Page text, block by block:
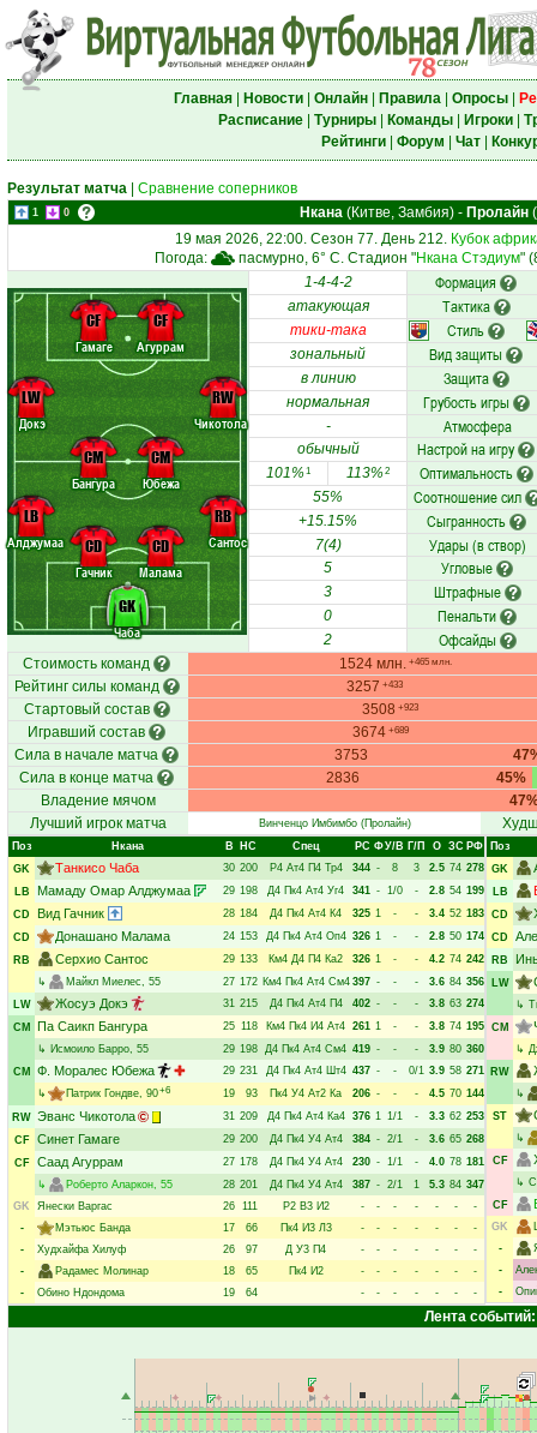
Главная| Новости| Онлайн| Правила| Опросы|
Расписание| Турниры| Команды| Игроки|
Рейтинги| Форум Чат|
Результат матча Сравнение соперников
1 0 Нкана (Китве, Замбия) - Пролайн
19 мая 2026, 22:00. Сезон 77. День 212. Кубок
Погода:
пасмурно, 6° C. Стадион "Нкана Стэдиум"
Чаба
Алджумаа
Гачник
Малама
Сантос
Докэ
Бангура Юбежа
Чикотола
Гамаге Агуррам
GK
LB
CD
CD
RB
LW
CM CM
RW
CF CF
1-4-4-2 Формация
атакующая Тактика
тики-така Стиль
зональный Вид защиты
в линию Защита
нормальная Грубость игры
- Атмосфера
обычный Настрой на игру
101%1 113%2 Оптимальность
55% Соотношение сил
+15.15% Сыгранность
7(4) Удары (в створ)
5 Угловые
3 Штрафные
0 Пенальти
2 Офсайды
Стоимость команд 1524 млн. +465 млн.
Рейтинг силы команд 3257 +433
Стартовый состав 3508 +923
Игравший состав 3674 +689
Сила в начале матча 3753
Сила в конце матча
2836
45%
Владение мячом
Лучший игрок матча
Винченцо Имбимбо(Пролайн)
Поз Нкана В НC Спец РC ФУ/В Г/П О ЗС РФ
GK
Танкисо Чаба 30 200 Р4 Ат4 П4 Тр4 344 - 8 3 2.5 74 278
LB
Мамаду Омар Алджумаа 29 198 Д4 Пк4 Ат4 Уг4 341 - 1/0 - 2.8 54 199
CD Вид Гачник 28 184 Д4 Пк4 Ат4 К4 325 1 - - 3.4 52 183
CD
Донашано Малама 24 153 Д4 Пк4 Ат4 Оп4 326 1 - - 2.8 50 174
RB
Серхио Сантос 29 133 Км4 Д4 П4 Ка2 326 1 - - 4.2 74 242
↳
Майкл Миелес, 55 27 172 Км4 Пк4 Ат4 См4 397 - - - 3.6 84 356
LW
Жосуэ Докэ 31 215 Д4 Пк4 Ат4 П4 402 - - - 3.8 63 274
CM
Па Саикп Бангура 25 118 Км4 Пк4 И4 Ат4 261 1 - - 3.8 74 195
↳ Исмоило Барро, 55 29 198 Д4 Пк4 Ат4 См4 419 - - - 3.9 80 360
CM
Ф. Моралес Юбежа 29 231 Д4 Пк4 Ат4 Шт4 437 - - 0/1 3.9 58 271
↳
Патрик Гондве, 90+6 19 93 Пк4 У4 Ат2 Ка 206 - - - 4.5 70 144
RW Эванс Чикотола 31 209 Д4 Пк4 Ат4 Ка4 376 1 1/1 - 3.3 62 253
CF
Синет Гамаге 29 200 Д4 Пк4 У4 Ат4 384 - 2/1 - 3.6 65 268
CF
Саад Агуррам 27 178 Д4 Пк4 У4 Ат4 230 - 1/1 - 4.0 78 181
↳
Роберто Аларкон, 55 28 201 Д4 Пк4 У4 Ат4 387 - 2/1 1 5.3 84 347
GK
Янески Варгас 26 111 Р2 В3 И2 - - - - - -
-
-
Мэтьюс Банда 17 66 Пк4 И3 Л3 - - - - - -
-
-
Худхайфа Хилуф 26 97 Д У3 П4 - - - - - -
-
-
Радамес Молинар 18 65 Пк4 И2 - - - - - -
-
-
Обино Ндондома 19 64 - - - - - - -
Поз
GK
LB
CD
CD
RB
LW
↳
CM
↳
RW
↳
ST
↳
CF
↳
CF
GK
-
-
-
Лента событий: